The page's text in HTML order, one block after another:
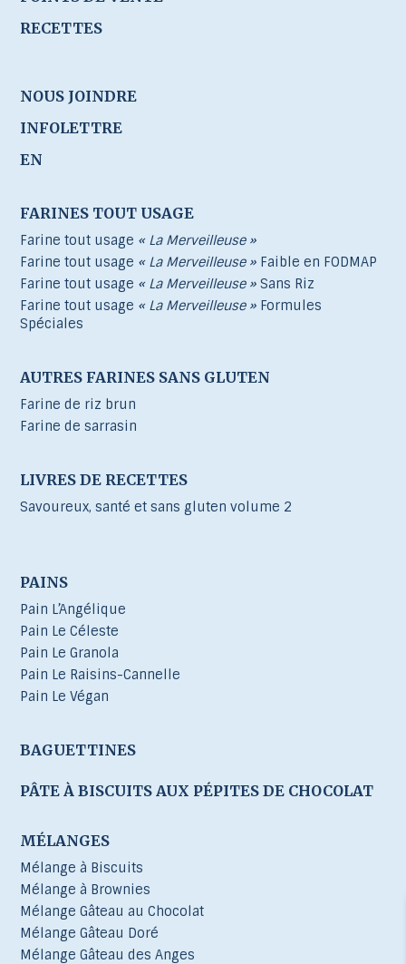
RECETTES
NOUS JOINDRE
INFOLETTRE
EN
FARINES TOUT USAGE
Farine tout usage « La Merveilleuse »
Farine tout usage « La Merveilleuse » Faible en FODMAP
Farine tout usage « La Merveilleuse » Sans Riz
Farine tout usage « La Merveilleuse » Formules
Spéciales
AUTRES FARINES SANS GLUTEN
Farine de riz brun
Farine de sarrasin
LIVRES DE RECETTES
Savoureux, santé et sans gluten volume 2
PAINS
Pain L’Angélique
Pain Le Céleste
Pain Le Granola
Pain Le Raisins-Cannelle
Pain Le Végan
BAGUETTINES
PÂTE À BISCUITS AUX PÉPITES DE CHOCOLAT
MÉLANGES
Mélange à Biscuits
Mélange à Brownies
Mélange Gâteau au Chocolat
Mélange Gâteau Doré
Mélange Gâteau des Anges